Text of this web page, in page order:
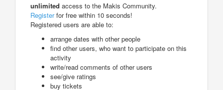
unlimited access to the Makis Community.
Registerfor free within 10 seconds!
Registered users are able to:
arrange dates with other people
find other users, who want to participate on this
activity
write/read comments of other users
see/give ratings
buy tickets